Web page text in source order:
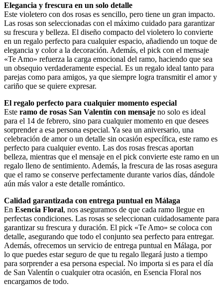
Elegancia y frescura en un solo detalle
Este violetero con dos rosas es sencillo, pero tiene un gran impacto.
Las rosas son seleccionadas con el máximo cuidado para garantizar
su frescura y belleza. El diseño compacto del violetero lo convierte
en un regalo perfecto para cualquier espacio, añadiendo un toque de
elegancia y color a la decoración. Además, el pick con el mensaje
«Te Amo» refuerza la carga emocional del ramo, haciendo que sea
un obsequio verdaderamente especial. Es un regalo ideal tanto para
parejas como para amigos, ya que siempre logra transmitir el amor y
cariño que se quiere expresar.
El regalo perfecto para cualquier momento especial
Este ramo de rosas San Valentín con mensaje no solo es ideal
para el 14 de febrero, sino para cualquier momento en que desees
sorprender a esa persona especial. Ya sea un aniversario, una
celebración de amor o un detalle sin ocasión específica, este ramo es
perfecto para cualquier evento. Las dos rosas frescas aportan
belleza, mientras que el mensaje en el pick convierte este ramo en un
regalo lleno de sentimiento. Además, la frescura de las rosas asegura
que el ramo se conserve perfectamente durante varios días, dándole
aún más valor a este detalle romántico.
Calidad garantizada con entrega puntual en Málaga
En Esencia Floral, nos aseguramos de que cada ramo llegue en
perfectas condiciones. Las rosas se seleccionan cuidadosamente para
garantizar su frescura y duración. El pick «Te Amo» se coloca con
detalle, asegurando que todo el conjunto sea perfecto para entregar.
Además, ofrecemos un servicio de entrega puntual en Málaga, por
lo que puedes estar seguro de que tu regalo llegará justo a tiempo
para sorprender a esa persona especial. No importa si es para el día
de San Valentín o cualquier otra ocasión, en Esencia Floral nos
encargamos de todo.